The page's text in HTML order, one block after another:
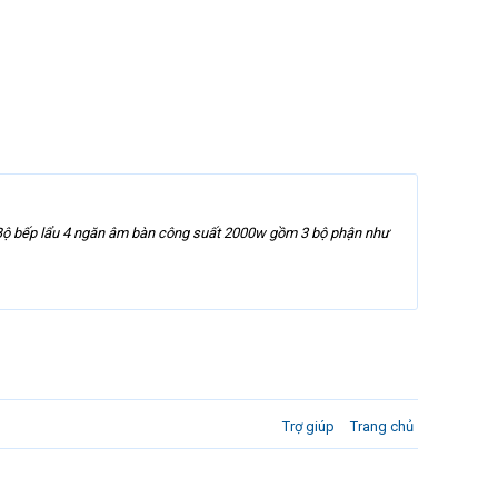
bếp lẩu 4 ngăn âm bàn công suất 2000w gồm 3 bộ phận như
Trợ giúp Trang chủ